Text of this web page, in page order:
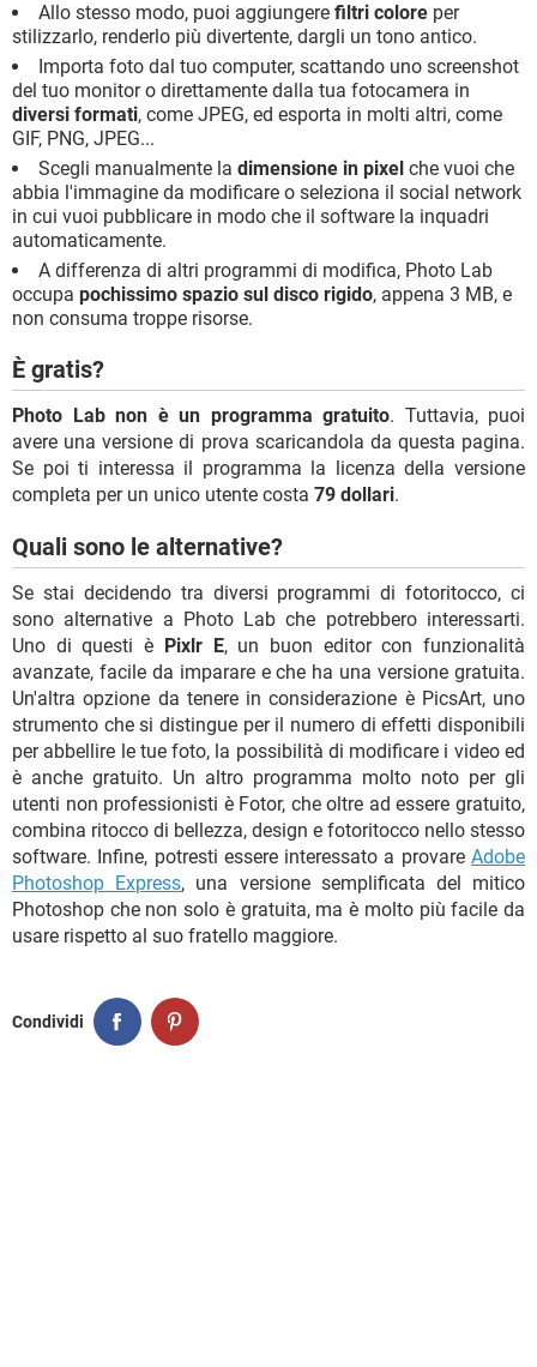
Allo stesso modo, puoi aggiungere filtri colore per
stilizzarlo, renderlo più divertente, dargli un tono antico.
Importa foto dal tuo computer, scattando uno screenshot
del tuo monitor o direttamente dalla tua fotocamera in
diversi formati, come JPEG, ed esporta in molti altri, come
GIF, PNG, JPEG...
Scegli manualmente la dimensione in pixel che vuoi che
abbia l'immagine da modificare o seleziona il social network
in cui vuoi pubblicare in modo che il software la inquadri
automaticamente.
A differenza di altri programmi di modifica, Photo Lab
occupa pochissimo spazio sul disco rigido, appena 3 MB, e
non consuma troppe risorse.
È gratis?
Photo Lab non è un programma gratuito. Tuttavia, puoi
avere una versione di prova scaricandola da questa pagina.
Se poi ti interessa il programma la licenza della versione
completa per un unico utente costa 79 dollari.
Quali sono le alternative?
Se stai decidendo tra diversi programmi di fotoritocco, ci
sono alternative a Photo Lab che potrebbero interessarti.
Uno di questi è Pixlr E, un buon editor con funzionalità
avanzate, facile da imparare e che ha una versione gratuita.
Un'altra opzione da tenere in considerazione è PicsArt, uno
strumento che si distingue per il numero di effetti disponibili
per abbellire le tue foto, la possibilità di modificare i video ed
è anche gratuito. Un altro programma molto noto per gli
utenti non professionisti è Fotor, che oltre ad essere gratuito,
combina ritocco di bellezza, design e fotoritocco nello stesso
software. Infine, potresti essere interessato a provare Adobe
Photoshop Express, una versione semplificata del mitico
Photoshop che non solo è gratuita, ma è molto più facile da
usare rispetto al suo fratello maggiore.
Condividi